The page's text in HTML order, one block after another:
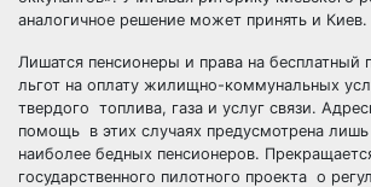
аналогичное решение может принять и Киев.
Лишатся пенсионеры и права на бесплатный
льгот на оплату жилищно-коммунальных
твердого топлива, газа и услуг связи.
помощь в этих случаях предусмотрена
наиболее бедных пенсионеров.
государственного пилотного проекта о